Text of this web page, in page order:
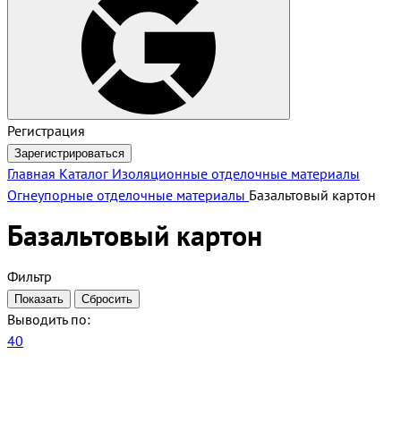
Регистрация
Зарегистрироваться
Главная Каталог Изоляционные отделочные материалы
Огнеупорные отделочные материалы Базальтовый картон
Базальтовый картон
Фильтр
Выводить по:
40